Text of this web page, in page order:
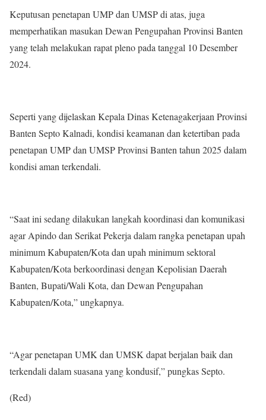
Keputusan penetapan UMP dan UMSP di atas, juga
memperhatikan masukan Dewan Pengupahan Provinsi Banten
yang telah melakukan rapat pleno pada tanggal 10 Desember
2024.
Seperti yang dijelaskan Kepala Dinas Ketenagakerjaan Provinsi
Banten Septo Kalnadi, ⁠kondisi keamanan dan ketertiban pada
penetapan UMP dan UMSP Provinsi Banten tahun 2025 dalam
kondisi aman terkendali.
“Saat ini sedang dilakukan langkah koordinasi dan komunikasi
agar Apindo dan Serikat Pekerja dalam rangka penetapan upah
minimum Kabupaten/Kota dan upah minimum sektoral
Kabupaten/Kota berkoordinasi dengan Kepolisian Daerah
Banten, Bupati/Wali Kota, dan Dewan Pengupahan
Kabupaten/Kota,” ungkapnya.
“Agar penetapan UMK dan UMSK dapat berjalan baik dan
terkendali dalam suasana yang kondusif,” pungkas Septo.
(Red)